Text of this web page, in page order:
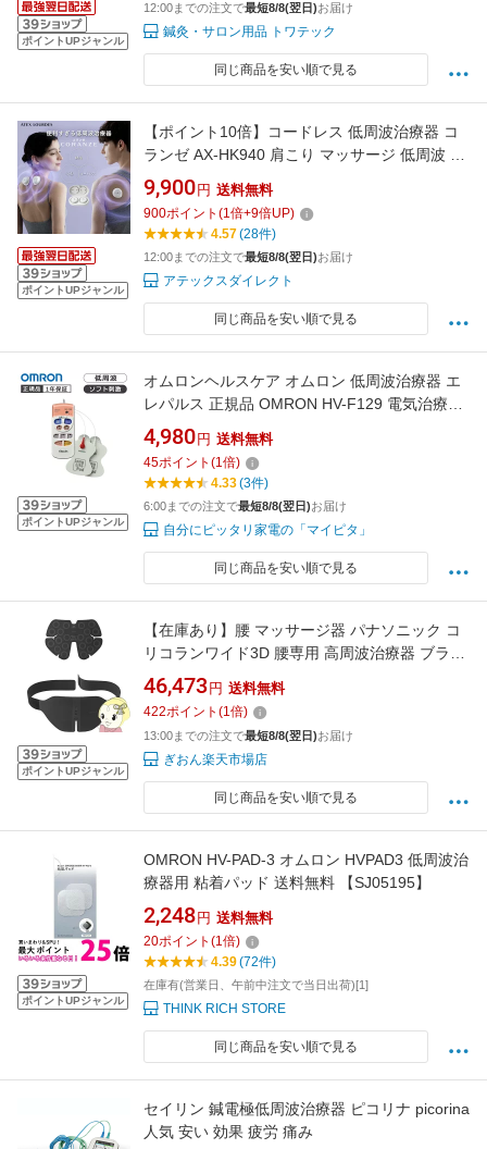
ポイントUPジャンル
12:00までの注文で最短8/8(翌日)お届け
鍼灸・サロン用品 トワテック
同じ商品を安い順で見る
ポイントUPジャンル
【ポイント10倍】コードレス 低周波治療器 コ
ランゼ AX-HK940 肩こり マッサージ 低周波 首
肩 コリ 肩甲骨 背中 腕 肘 腰 足 関節 筋肉 低周
波マッサージ コンパクト 軽量 小型 充電式 血行
促進 疲労回復 健康 家電 プレゼント ギフト 実
9,900 円 送料無料
900ポイント (1倍+9倍UP)
4.57(28件)
12:00までの注文で最短8/8(翌日)お届け
アテックスダイレクト
同じ商品を安い順で見る
ポイントUPジャンル
オムロンヘルスケア オムロン 低周波治療器 エ
レパルス 正規品 OMRON HV-F129 電気治療器
肩こり 腰痛 マッサージ機 コンパクト 持ち運び
電気マッサージ 家庭用治療器 健康機器 EMS 首
肩 リラックス おすたたく もむ ほぐす ロング
ライフパッド エレバルス エレパレス
4,980 円 送料無料
45ポイント (1倍)
4.33(3件)
6:00までの注文で最短8/8(翌日)お届け
自分にピッタリ家電の「マイピタ」
同じ商品を安い順で見る
ポイントUPジャンル
【在庫あり】腰 マッサージ器 パナソニック コ
リコランワイド3D 腰専用 高周波治療器 ブラッ
ク 腰痛 ぎっくり腰 プレゼント 母の日 EW-
RA561-K【KK9N0D18P】
46,473 円 送料無料
422ポイント (1倍)
13:00までの注文で最短8/8(翌日)お届け
ぎおん楽天市場店
同じ商品を安い順で見る
ポイントUPジャンル
OMRON HV-PAD-3 オムロン HVPAD3 低周波治
療器用 粘着パッド 送料無料 【SJ05195】
2,248 円 送料無料
20ポイント (1倍)
4.39(72件)
在庫有(営業日、午前中注文で当日出荷)[1]
THINK RICH STORE
同じ商品を安い順で見る
セイリン 鍼電極低周波治療器 ピコリナ picorina
人気 安い 効果 疲労 痛み